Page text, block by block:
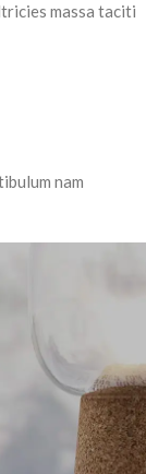
massa taciti
nam